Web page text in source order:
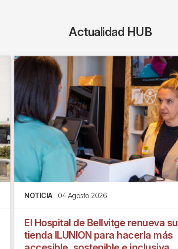
Actualidad HUB
NOTICIA 04 Agosto 2026
El Hospital de Bellvitge renueva su
tienda ILUNION para hacerla más